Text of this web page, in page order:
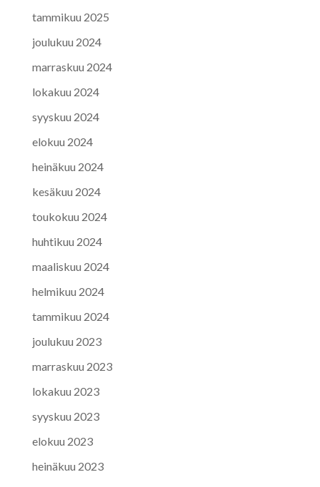
tammikuu 2025
joulukuu 2024
marraskuu 2024
lokakuu 2024
syyskuu 2024
elokuu 2024
heinäkuu 2024
kesäkuu 2024
toukokuu 2024
huhtikuu 2024
maaliskuu 2024
helmikuu 2024
tammikuu 2024
joulukuu 2023
marraskuu 2023
lokakuu 2023
syyskuu 2023
elokuu 2023
heinäkuu 2023